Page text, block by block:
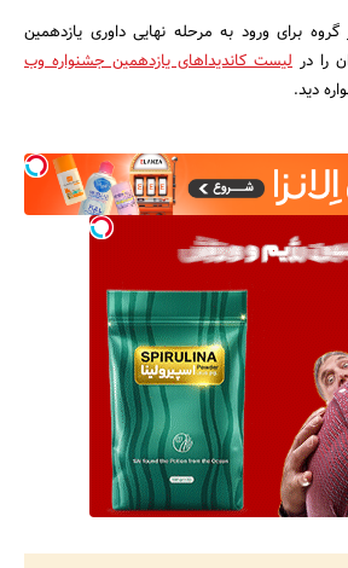
جستجو
برای ورود به مرحله نهایی داوری یازدهمین
را در لیست کاندیداهای یازدهمین جشنواره وب
دید.